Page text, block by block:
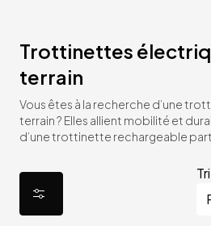
Trottinettes
terrain
Vous êtes à la recherche d’une
terrain ? Elles allient mobilité et
d’une trottinette rechargeable